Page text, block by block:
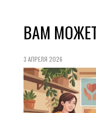
ВАМ
3 АПРЕЛЯ 2026